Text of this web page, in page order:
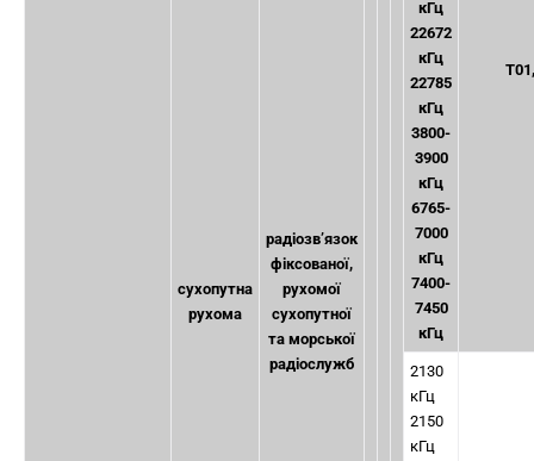
сухопутна
рухома
радіозв’язок
фіксованої,
рухомої
сухопутної
та морської
радіослужб
кГц
22672
кГц
22785
кГц
3800-
3900
кГц
6765-
7000
кГц
7400-
7450
кГц
2130
кГц
2150
кГц